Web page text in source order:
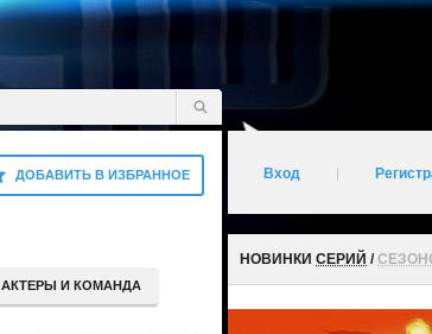
ДОБАВИТЬ В ИЗБРАННОЕ
АКТЕРЫ И КОМАНДА
Вход
НОВИНКИ СЕРИЙ /